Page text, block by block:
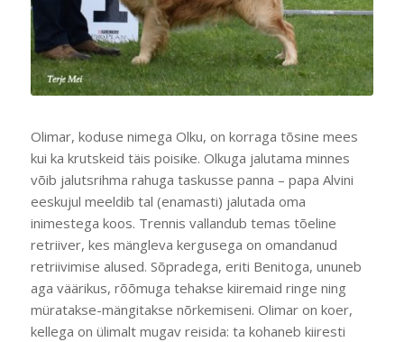
Olimar, koduse nimega Olku, on korraga tõsine mees
kui ka krutskeid täis poisike. Olkuga jalutama minnes
võib jalutsrihma rahuga taskusse panna – papa Alvini
eeskujul meeldib tal (enamasti) jalutada oma
inimestega koos. Trennis vallandub temas tõeline
retriiver, kes mängleva kergusega on omandanud
retriivimise alused. Sõpradega, eriti Benitoga, ununeb
aga väärikus, rõõmuga tehakse kiiremaid ringe ning
müratakse-mängitakse nõrkemiseni. Olimar on koer,
kellega on ülimalt mugav reisida: ta kohaneb kiiresti